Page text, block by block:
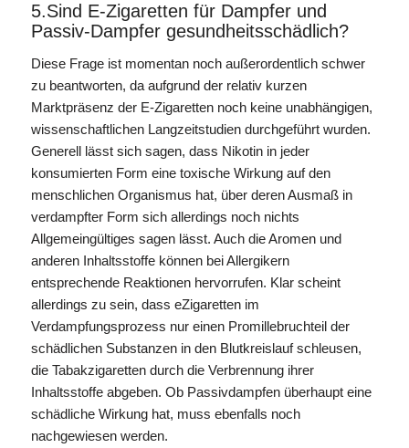
5.Sind E-Zigaretten für Dampfer und
Passiv-Dampfer gesundheitsschädlich?
Diese Frage ist momentan noch außerordentlich schwer
zu beantworten, da aufgrund der relativ kurzen
Marktpräsenz der E-Zigaretten noch keine unabhängigen,
wissenschaftlichen Langzeitstudien durchgeführt wurden.
Generell lässt sich sagen, dass Nikotin in jeder
konsumierten Form eine toxische Wirkung auf den
menschlichen Organismus hat, über deren Ausmaß in
verdampfter Form sich allerdings noch nichts
Allgemeingültiges sagen lässt. Auch die Aromen und
anderen Inhaltsstoffe können bei Allergikern
entsprechende Reaktionen hervorrufen. Klar scheint
allerdings zu sein, dass eZigaretten im
Verdampfungsprozess nur einen Promillebruchteil der
schädlichen Substanzen in den Blutkreislauf schleusen,
die Tabakzigaretten durch die Verbrennung ihrer
Inhaltsstoffe abgeben. Ob Passivdampfen überhaupt eine
schädliche Wirkung hat, muss ebenfalls noch
nachgewiesen werden.